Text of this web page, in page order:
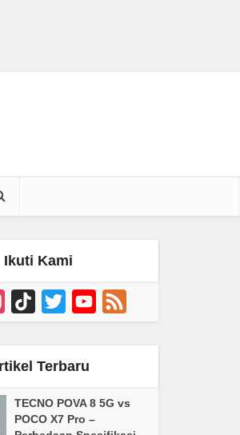
Ikuti Kami
Instagram
TikTok Twitter YouTube
Channel
Terbaru
TECNO POVA 8 5G vs
POCO X7 Pro –